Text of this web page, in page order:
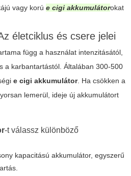
vagy korú e cigi akkumulátorokat
életciklus és csere jelei
függ a használat intenzitásától,
a karbantartástól. Általában 300-500
e cigi akkumulátor. Ha csökken a
lemerül, ideje új akkumulátort
-t válassz különböző
kapacitású akkumulátor, egyszerű